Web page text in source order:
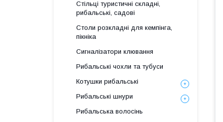
Стільці туристичні складні,
рибальські, садові
Столи розкладні для кемпінга,
пікніка
Сигналізатори клювання
Рибальські чохли та тубуси
Котушки рибальські
Рибальські шнури
Рибальська волосінь